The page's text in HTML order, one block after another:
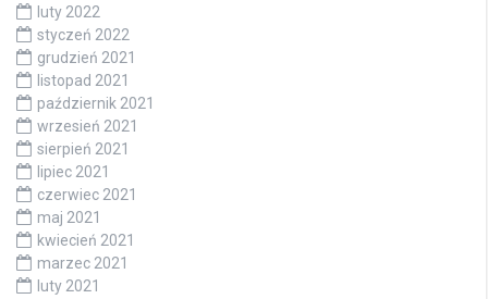
luty 2022
styczeń 2022
grudzień 2021
listopad 2021
październik 2021
wrzesień 2021
sierpień 2021
lipiec 2021
czerwiec 2021
maj 2021
kwiecień 2021
marzec 2021
luty 2021